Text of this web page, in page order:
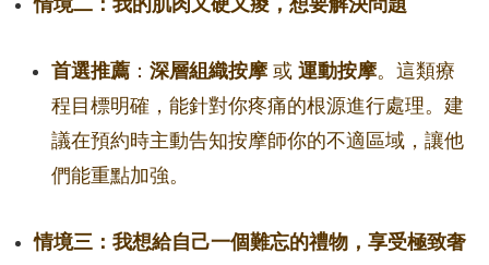
情境二：我的肌肉又硬又痠，想要解決問題
首選推薦 ： 深層組織按摩或 運動按摩。這類療
程目標明確，能針對你疼痛的根源進行處理。建
議在預約時主動告知按摩師你的不適區域，讓他
們能重點加強。
情境三：我想給自己一個難忘的禮物，享受極致奢